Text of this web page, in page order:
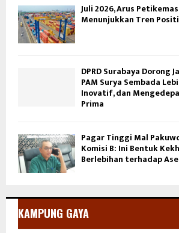
Juli 2026, Arus
Menunjukkan Tren
DPRD Surabaya Dorong
PAM Surya Sembada
Inovatif, dan
Prima
Pagar Tinggi Mal
Komisi B: Ini Bentuk
Berlebihan terhadap
KAMPUNG GAYA